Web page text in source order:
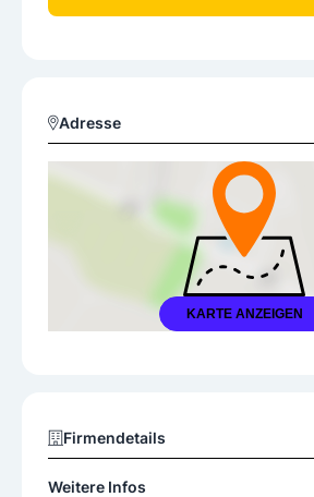
Adresse
KARTE ANZEIGEN
Firmendetails
Weitere Infos